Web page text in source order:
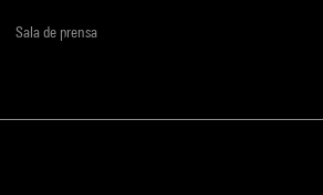
Sala de prensa